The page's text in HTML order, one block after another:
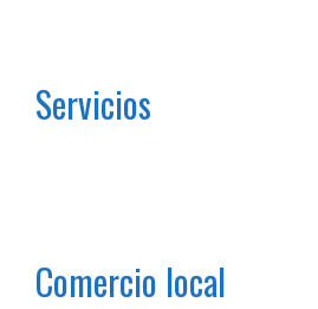
Servicios
Comercio local